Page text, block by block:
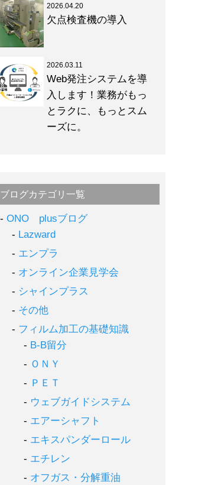
2026.04.20
欠点検査機の導入
2026.03.11
Web発注システムを導
入します！業務がもっ
とラクに、もっとスム
ーズに。
ブログカテゴリ一覧
ONO plusブログ
Lazward
エンプラ
オンライン企業見学会
シャインプラス
その他
フィルム加工の基礎知識
B-B留分
ＯＮＹ
ＰＥＴ
ウェブガイドシステム
エアーシャフト
エキスパンダーロール
エチレン
オフガス・分解重油